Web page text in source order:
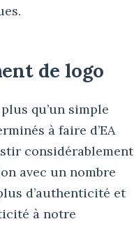
de logo
qu’un simple
à faire d’EA
considérablement
avec un nombre
d’authenticité et
à notre